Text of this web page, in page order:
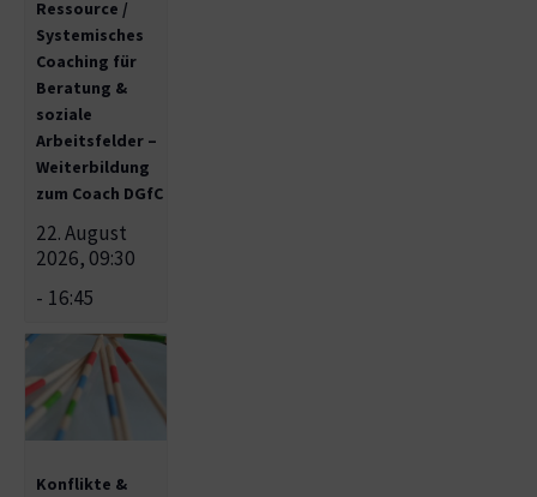
Ressource /
Systemisches
Coaching für
Beratung &
soziale
Arbeitsfelder –
Weiterbildung
zum Coach DGfC
22. August
2026, 09:30
- 16:45
Konflikte &